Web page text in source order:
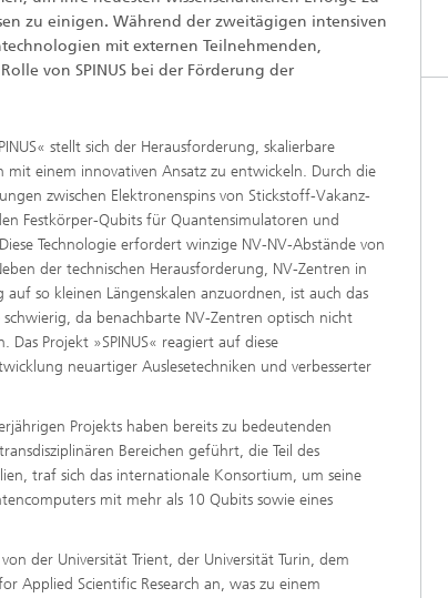
zu einigen. Während der zweitägigen intensiven
mit externen Teilnehmenden,
von SPINUS bei der Förderung der
stellt sich der Herausforderung, skalierbare
einem innovativen Ansatz zu entwickeln. Durch die
zwischen Elektronenspins von Stickstoff-Vakanz-
Festkörper-Qubits für Quantensimulatoren und
Technologie erfordert winzige NV-NV-Abstände von
der technischen Herausforderung, NV-Zentren in
so kleinen Längenskalen anzuordnen, ist auch das
da benachbarte NV-Zentren optisch nicht
Projekt »SPINUS« reagiert auf diese
neuartiger Auslesetechniken und verbesserter
Projekts haben bereits zu bedeutenden
Bereichen geführt, die Teil des
traf sich das internationale Konsortium, um seine
mit mehr als 10 Qubits sowie eines
der Universität Trient, der Universität Turin, dem
Applied Scientific Research an, was zu einem